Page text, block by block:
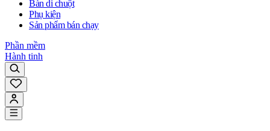
Bàn di chuột
Phụ kiện
Sản phẩm bán chạy
Phần mềm
Hành tinh